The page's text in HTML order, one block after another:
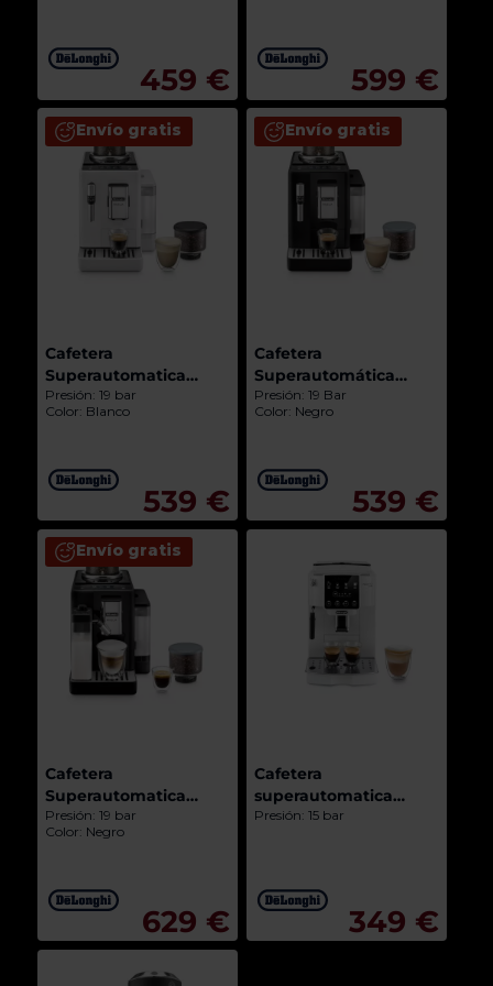
459 € 599 €
Envío gratis
Cafetera
Superautomatica
De'Longhi Rivelia
EXAM440.35.W
Presión: 19 bar
Color: Blanco
539 €
Envío gratis
Cafetera
Superautomática
De'longhi Rivelia
EXAM440.35.B
Presión: 19 Bar
Color: Negro
539 €
Envío gratis
Cafetera
Superautomatica
De'Longhi Rivelia
EXAM440.55.B
Presión: 19 bar
Color: Negro
629 €
Cafetera
superautomatica
De'longhi Magnifica
Presión: 15 bar
349 €